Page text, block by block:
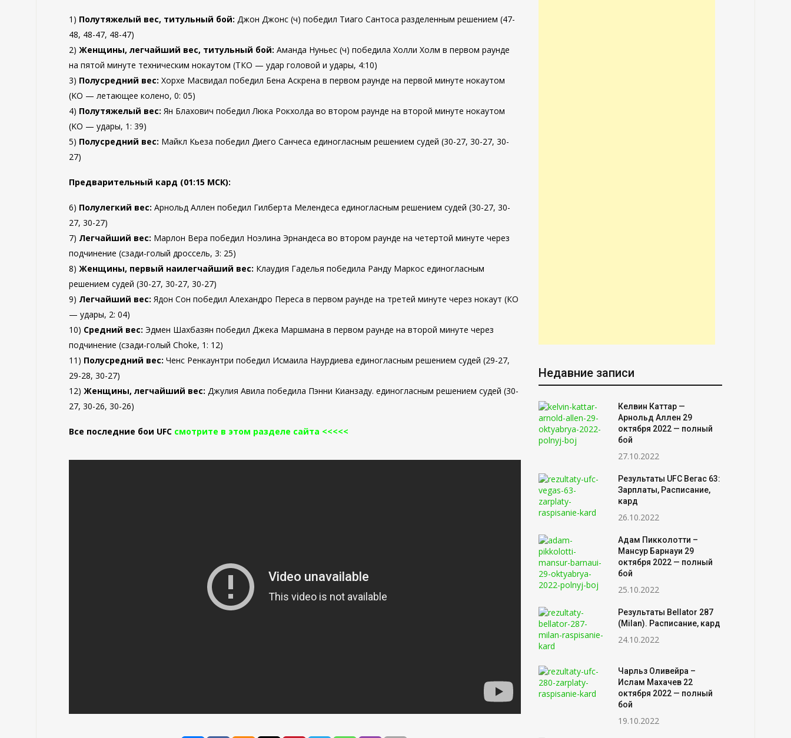
1) Полутяжелый вес, титульный бой: Джон Джонс (ч) победил Тиаго Сантоса разделенным решением (47-
48, 48-47, 48-47)
2) Женщины, легчайший вес, титульный бой: Аманда Нуньес (ч) победила Холли Холм в первом раунде
на пятой минуте техническим нокаутом (ТКО — удар головой и удары, 4:10)
3) Полусредний вес: Хорхе Масвидал победил Бена Аскрена в первом раунде на первой минуте нокаутом
(KO — летающее колено, 0: 05)
4) Полутяжелый вес: Ян Блахович победил Люка Рокхолда во втором раунде на второй минуте нокаутом
(KO — удары, 1: 39)
5) Полусредний вес: Майкл Кьеза победил Диего Санчеса единогласным решением судей (30-27, 30-27, 30-
27)
Предварительный кард (01:15 МСК):
6) Полулегкий вес: Арнольд Аллен победил Гилберта Мелендеса единогласным решением судей (30-27, 30-
27, 30-27)
7) Легчайший вес: Марлон Вера победил Ноэлина Эрнандеса во втором раунде на четертой минуте через
подчинение (сзади-голый дроссель, 3: 25)
8) Женщины, первый наилегчайший вес: Клаудия Гаделья победила Ранду Маркос единогласным
решением судей (30-27, 30-27, 30-27)
9) Легчайший вес: Ядон Сон победил Алехандро Переса в первом раунде на третей минуте через нокаут (КО
— удары, 2: 04)
10) Средний вес: Эдмен Шахбазян победил Джека Маршмана в первом раунде на второй минуте через
подчинение (сзади-голый Choke, 1: 12)
11) Полусредний вес: Ченс Ренкаунтри победил Исмаила Наурдиева единогласным решением судей (29-27,
29-28, 30-27)
12) Женщины, легчайший вес: Джулия Авила победила Пэнни Кианзаду. единогласным решением судей (30-
27, 30-26, 30-26)
Все последние бои UFC смотрите в этом разделе сайта <<<<<
Недавние записи
Келвин Каттар —
Арнольд Аллен 29
октября 2022 — полный
бой
27.10.2022
Результаты UFC Вегас 63:
Зарплаты, Расписание,
кард
26.10.2022
Адам Пикколотти –
Мансур Барнауи 29
октября 2022 — полный
бой
25.10.2022
Результаты Bellator 287
(Milan). Расписание, кард
24.10.2022
Чарльз Оливейра –
Ислам Махачев 22
октября 2022 — полный
бой
19.10.2022